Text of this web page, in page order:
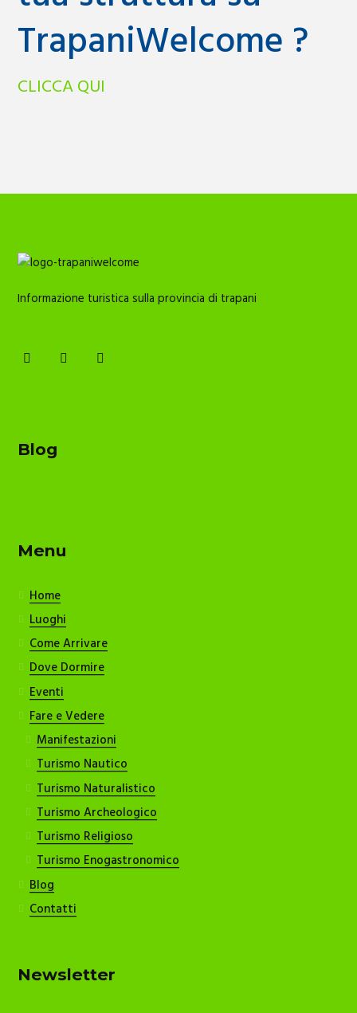
TrapaniWelcome ?
CLICCA QUI
Informazione turistica sulla provincia di trapani
Blog
Menu
Home
Luoghi
Come Arrivare
Dove Dormire
Eventi
Fare e Vedere
Manifestazioni
Turismo Nautico
Turismo Naturalistico
Turismo Archeologico
Turismo Religioso
Turismo Enogastronomico
Blog
Contatti
Newsletter